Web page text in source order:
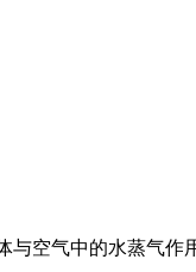
与空气中的水蒸气